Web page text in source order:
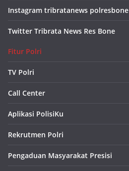
Instagram tribratanews polresbone
Twitter Tribrata News Res Bone
Fitur Polri
TV Polri
Call Center
Aplikasi PolisiKu
Rekrutmen Polri
Pengaduan Masyarakat Presisi